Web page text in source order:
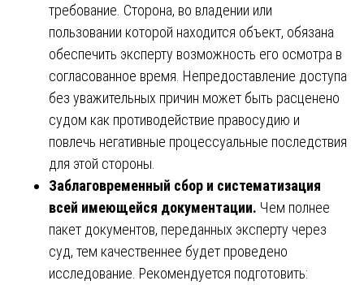
требование. Сторона, во владении или
пользовании которой находится объект, обязана
обеспечить эксперту возможность его осмотра в
согласованное время. Непредоставление доступа
без уважительных причин может быть расценено
судом как противодействие правосудию и
повлечь негативные процессуальные последствия
для этой стороны.
Заблаговременный сбор и систематизация
всей имеющейся документации. Чем полнее
пакет документов, переданных эксперту через
суд, тем качественнее будет проведено
исследование. Рекомендуется подготовить: